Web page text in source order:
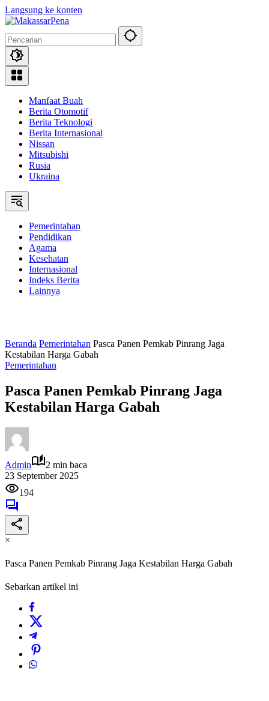
Langsung ke konten
Manfaat Buah
Berita Otomotif
Berita Teknologi
Berita Internasional
Nissan
Mitsubishi
Rusia
Ukraina
Pemerintahan
Pendidikan
Agama
Kesehatan
Internasional
Indeks Berita
Lainnya
Beranda Pemerintahan Pasca Panen Pemkab Pinrang Jaga
Kestabilan Harga Gabah
Pemerintahan
Pasca Panen Pemkab Pinrang Jaga
Kestabilan Harga Gabah
Admin
2 min baca
23 September 2025
194
×
Pasca Panen Pemkab Pinrang Jaga Kestabilan Harga Gabah
Sebarkan artikel ini